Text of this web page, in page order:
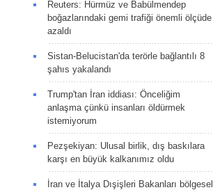
Reuters: Hürmüz ve Babülmendep
boğazlarındaki gemi trafiği önemli ölçüde
azaldı
Sistan-Belucistan'da terörle bağlantılı 8
şahıs yakalandı
Trump'tan İran iddiası: Önceliğim
anlaşma çünkü insanları öldürmek
istemiyorum
Pezşekiyan: Ulusal birlik, dış baskılara
karşı en büyük kalkanımız oldu
İran ve İtalya Dışişleri Bakanları bölgesel